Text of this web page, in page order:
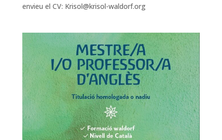
envieu el CV: Krisol@krisol-waldorf.org